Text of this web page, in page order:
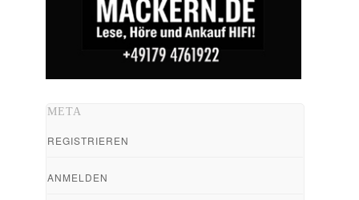
META
REGISTRIEREN
ANMELDEN